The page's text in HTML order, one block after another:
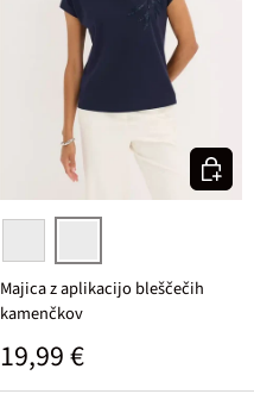
temno modra
bela
Majica z aplikacijo bleščečih
kamenčkov
Običajna cena
19,99 €
Izberi